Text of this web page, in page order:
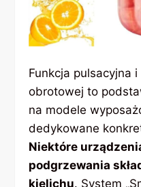
Funkcja pulsacyjna
obrotowej to
na modele
dedykowane
Niektóre
podgrzewania
kielichu. System